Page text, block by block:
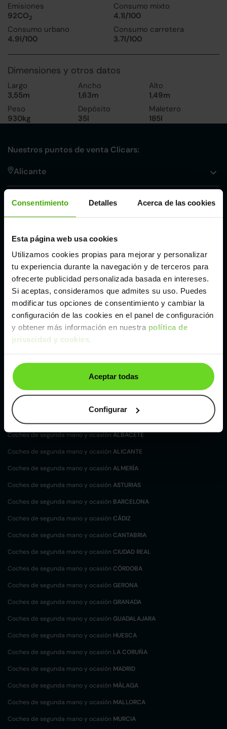
Consentimiento Detalles Acerca de las cookies
Esta página web usa cookies
Utilizamos cookies propias para mejorar y personalizar
tu experiencia durante la navegación y de terceros para
ofrecerte publicidad personalizada basada en intereses.
Si aceptas, consideramos que admites su uso. Puedes
modificar tus opciones de consentimiento y cambiar la
configuración de las cookies en el panel de configuración
y obtener más información en nuestra política de
privacidad y cookies.
Aceptar todas
Configurar
Emisiones
92CO2
Consumo mixto
4.1l/100
Consumo urbano
4.9l/100
Consumo carretera
3.7l/100
Dimensiones y otros datos
Largo
3,55m
Ancho
1,63m
Alto
1,49m
Peso
930kg
Depósito
35l
Maletero
185l
Nuestros puntos de venta Clicars:
Alicante
Córdoba
Madrid
Málaga
Valencia
Zaragoza
Ver Fiat 500 de segunda mano y ocasión
Fiat 500 de segunda mano y ocasión
Coches de segunda mano y ocasión por
localización
Coches de segunda mano y ocasiónALBACETE
Coches de segunda mano y ocasión ALICANTE
Coches de segunda mano y ocasión ALMERÍA
Coches de segunda mano y ocasión ASTURIAS
Coches de segunda mano y ocasión BARCELONA
Coches de segunda mano y ocasión CÁDIZ
Coches de segunda mano y ocasión CANTABRIA
Coches de segunda mano y ocasión CIUDAD REAL
Coches de segunda mano y ocasión CÓRDOBA
Coches de segunda mano y ocasión GERONA
Coches de segunda mano y ocasión GRANADA
Coches de segunda mano y ocasión GUADALAJARA
Coches de segunda mano y ocasión HUESCA
Coches de segunda mano y ocasión LA CORUÑA
Coches de segunda mano y ocasión MADRID
Coches de segunda mano y ocasión MÁLAGA
Coches de segunda mano y ocasión MALLORCA
Coches de segunda mano y ocasión MURCIA